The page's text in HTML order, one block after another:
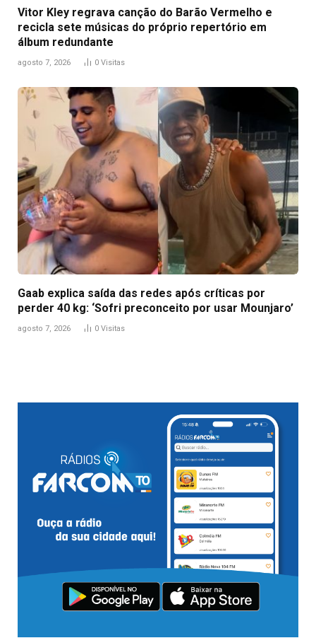
Vitor Kley regrava canção do Barão Vermelho e
recicla sete músicas do próprio repertório em
álbum redundante
agosto 7, 2026 0 Visitas
Gaab explica saída das redes após críticas por
perder 40 kg: ‘Sofri preconceito por usar Mounjaro’
agosto 7, 2026 0 Visitas